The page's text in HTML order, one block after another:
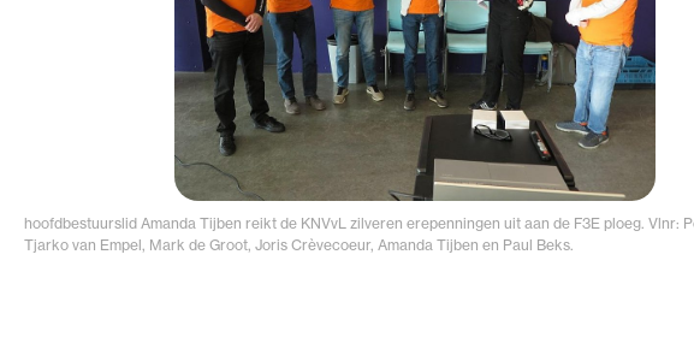
hoofdbestuurslid Amanda Tijben reikt de KNVvL zilveren erepenningen uit aan de F3E ploeg. Vlnr:
Tjarko van Empel, Mark de Groot, Joris Crèvecoeur, Amanda Tijben en Paul Beks.